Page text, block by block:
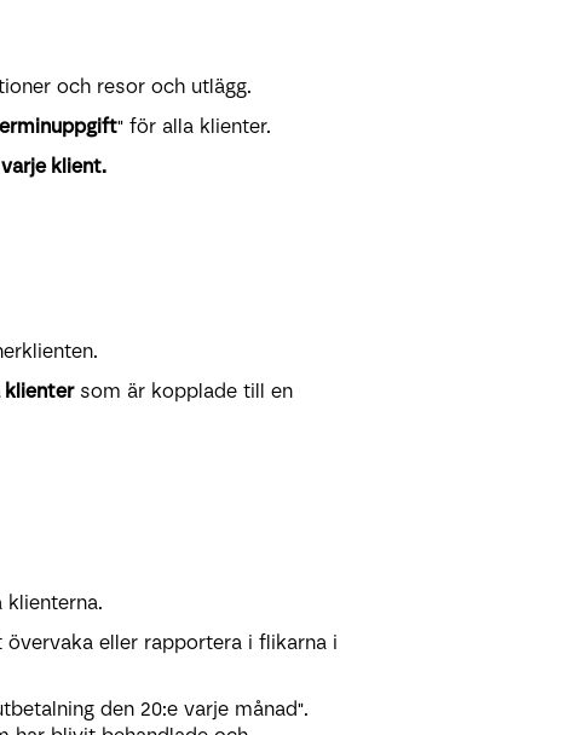
och resor och utlägg.
" för alla klienter.
klient.
som är kopplade till en
eller rapportera i flikarna i
den 20:e varje månad".